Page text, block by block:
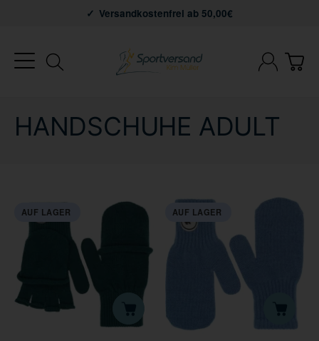
Versandkostenfrei ab 50,00€
HANDSCHUHE ADULT
AUF LAGER AUF LAGER